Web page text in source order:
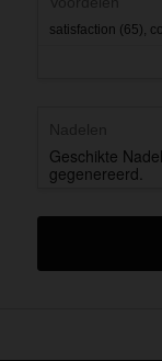
satisfaction (65),
Geschikte
gegenereerd.